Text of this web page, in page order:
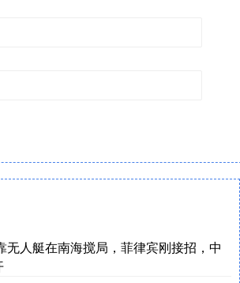
无人艇在南海搅局，菲律宾刚接招，中